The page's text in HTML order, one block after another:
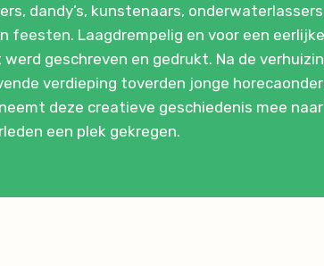
dandy’s, kunstenaars,
Laagdrempelig en voor een
geschreven en gedrukt. Na de
verdieping toverden jonge
deze creatieve geschiedenis mee
een plek gekregen.